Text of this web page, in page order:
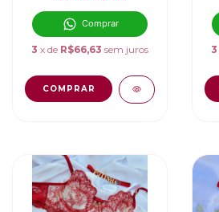
Comprar
3 x de R$66,63 sem juros
COMPRAR
3